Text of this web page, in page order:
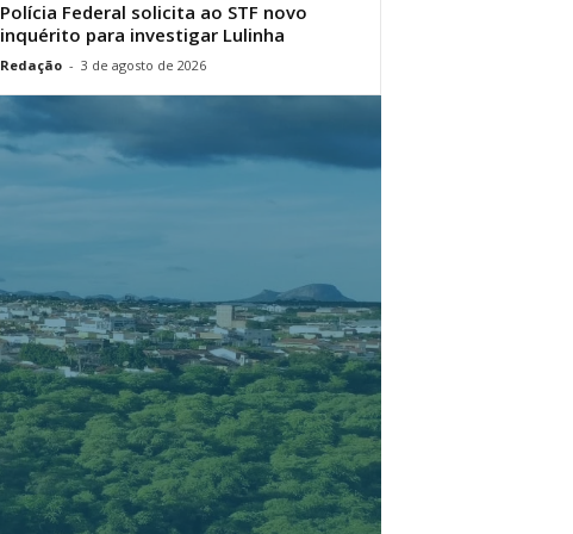
Polícia Federal solicita ao STF novo
inquérito para investigar Lulinha
Redação - 3 de agosto de 2026